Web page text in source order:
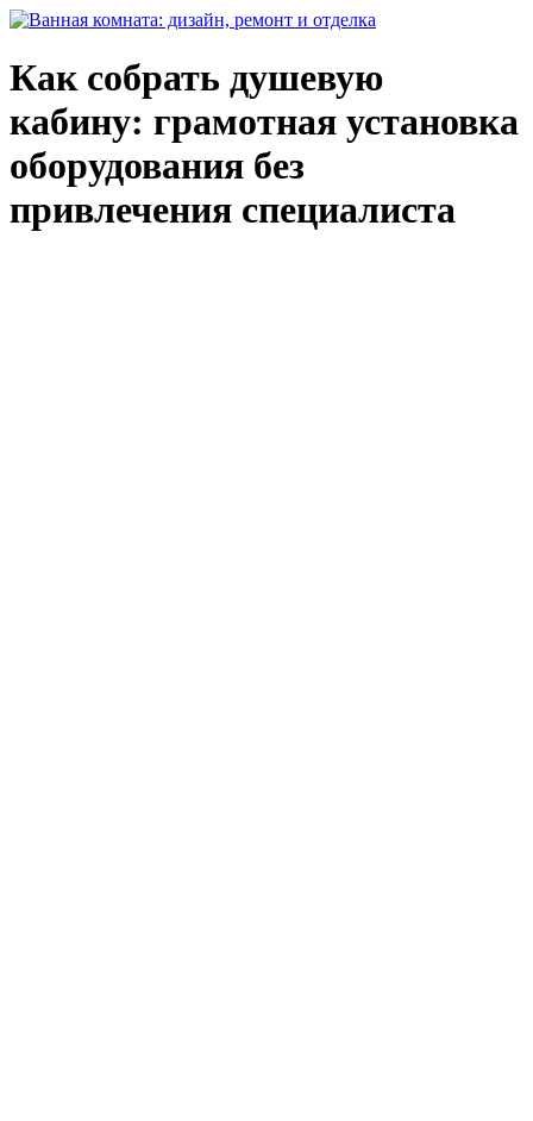
Как собрать душевую
кабину: грамотная установка
оборудования без
привлечения специалиста